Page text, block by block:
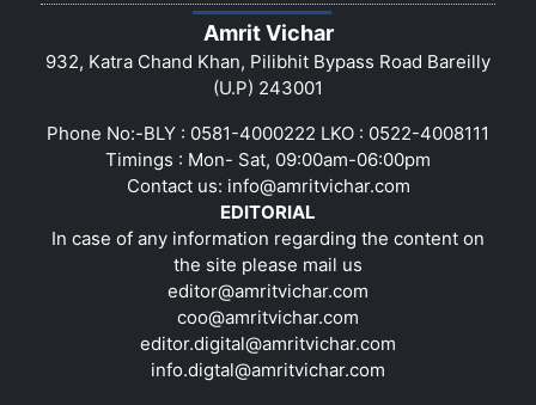
Amrit Vichar
932, Katra Chand Khan, Pilibhit Bypass Road Bareilly
(U.P) 243001
Phone No:-BLY : 0581-4000222 LKO : 0522-4008111
Timings : Mon- Sat, 09:00am-06:00pm
Contact us: info@amritvichar.com
EDITORIAL
In case of any information regarding the content on
the site please mail us
editor@amritvichar.com
coo@amritvichar.com
editor.digital@amritvichar.com
info.digtal@amritvichar.com